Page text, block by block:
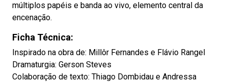
múltiplos papéis e banda ao vivo, elemento central da
encenação.
Ficha Técnica:
Inspirado na obra de: Millôr Fernandes e Flávio Rangel
Dramaturgia: Gerson Steves
Colaboração de texto: Thiago Dombidau e Andressa